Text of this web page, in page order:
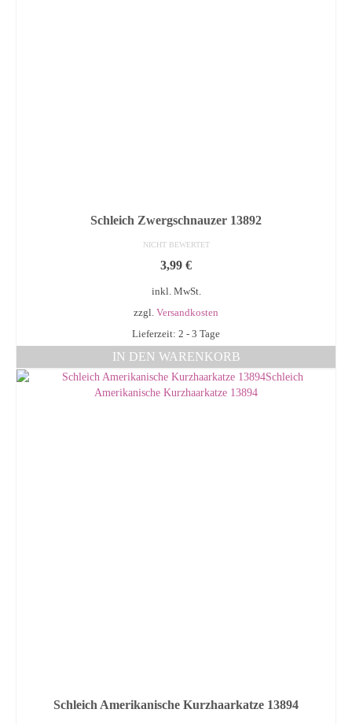
Schleich Zwergschnauzer 13892
NICHT BEWERTET
3,99 €
inkl. MwSt.
zzgl. Versandkosten
Lieferzeit: 2 - 3 Tage
IN DEN WARENKORB
Schleich Amerikanische Kurzhaarkatze 13894